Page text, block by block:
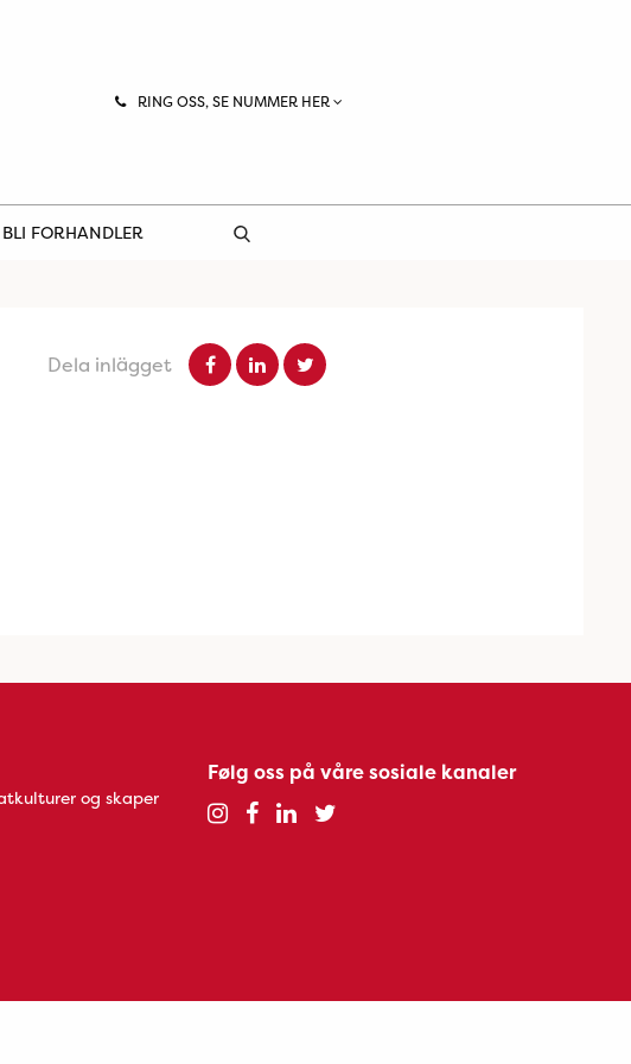
RING OSS, SE NUMMER HER
BLI FORHANDLER
Dela inlägget
og skaper
Følg oss på våre sosiale kanaler